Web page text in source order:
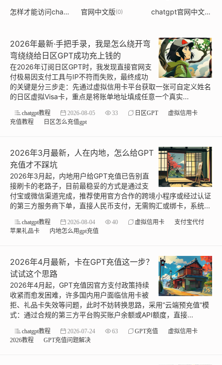
怎样才能访问chatgpt的官网 (0)
官网中文版(0) chatgpt官网中文版电脑版免费使用
2026年最新·手把手录，我是怎么绕开弯
弯绕绕给日区GPT成功充上钱的
在2026年订阅日区GPT时，我发现直接官网支
付极易因支付工具与IP不符而失败，最终成功
的关键是分三步走：先通过虚拟信用卡平台获取一张可自定义姓名
的日区虚拟Visa卡，重点是将账单地址填成任意一个真实...
chatgpt教程 2026-08-05 33 日区GPT
虚拟信用卡
充值教程
日区怎么充值gpt
2026年3月最新，人在内地，怎么给GPT
充值才不踩坑
2026年3月起，内地用户给GPT充值已告别直
接刷卡的老路子，目前最稳妥的方式是通过支
付宝或微信渠道完成，推荐使用官方合作的跨境小程序或经过认证
的第三方服务商下单，直接人民币支付，无需购汇或绑卡，系统...
chatgpt教程 2026-08-04 40 虚拟信用卡
支付宝代付
苹果礼品卡
内地怎么用gpt充值
2026年4月最新，卡在GPT充值这一步？
试试这个思路
2026年4月起，GPT充值因官方支付政策持续
收紧而愈发困难，许多国内用户面临信用卡被
拒、礼品卡失效等问题，此时不妨转换思路，采用“云端预充值”模
式：通过合规的第三方平台购买账户余额或API额度，直接...
chatgpt教程 2026-07-24 63 GPT充值
虚拟信用卡
2026教程
GPT充值问题解决